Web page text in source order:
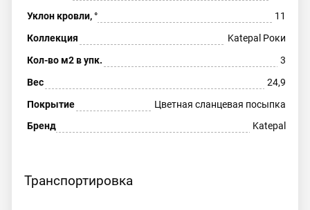
Уклон кровли, °
11
Коллекция
Katepal Роки
Кол-во м2 в упк.
3
Вес
24,9
Покрытие
Цветная сланцевая посыпка
Бренд
Katepal
Транспортировка